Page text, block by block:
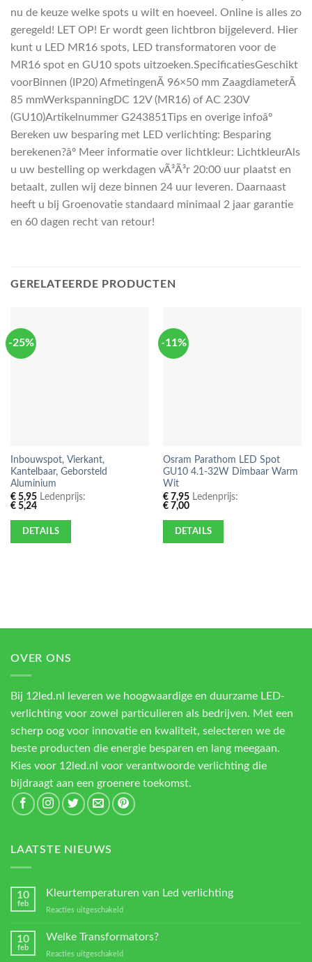
nu de keuze welke spots u wilt en hoeveel. Online is alles zo
geregeld! LET OP! Er wordt geen lichtbron bijgeleverd. Hier
kunt u LED MR16 spots, LED transformatoren voor de
MR16 spot en GU10 spots uitzoeken.SpecificatiesGeschikt
voorBinnen (IP20) AfmetingenÃ 96×50 mm ZaagdiameterÃ
85 mmWerkspanningDC 12V (MR16) of AC 230V
(GU10)Artikelnummer G243851Tips en overige infoâº
Bereken uw besparing met LED verlichting: Besparing
berekenen?âº Meer informatie over lichtkleur: LichtkleurAls
u uw bestelling op werkdagen vÃ³Ã³r 20:00 uur plaatst en
betaalt, zullen wij deze binnen 24 uur leveren. Daarnaast
heeft u bij Groenovatie standaard minimaal 2 jaar garantie
en 60 dagen recht van retour!
GERELATEERDE PRODUCTEN
-25%
Inbouwspot, Vierkant,
Kantelbaar, Geborsteld
Aluminium
€5,95Ledenprijs:
€5,24
DETAILS
-11%
Osram Parathom LED Spot
GU10 4.1-32W Dimbaar Warm
Wit
€7,95Ledenprijs:
€7,00
DETAILS
OVER ONS
Bij 12led.nl leveren we hoogwaardige en duurzame LED-
verlichting voor zowel particulieren als bedrijven. Met een
scherp oog voor innovatie en kwaliteit, selecteren we de
beste producten die energie besparen en lang meegaan.
Kies voor 12led.nl voor verantwoorde verlichting die
bijdraagt aan een groenere toekomst.
LAATSTE NIEUWS
10
feb
Kleurtemperaturen van Led verlichting
Reacties uitgeschakeld
verlichting
10
feb
Welke Transformators?
Reacties uitgeschakeld